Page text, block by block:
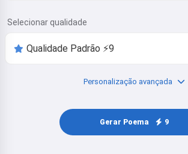
Selecionar qualidade
Personalização avançada
Gerar Poema 9